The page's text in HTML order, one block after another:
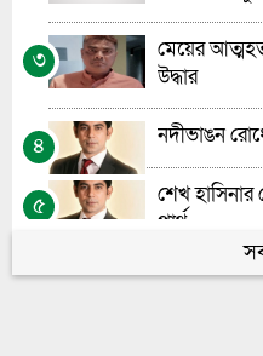
৯ ভোলায় চর
১০
ভোলায়
কম্বল ও
৩
মেয়ের
উদ্ধার
৪ নদীভাঙন
৫
শেখ
পার্থ
সাময়িক